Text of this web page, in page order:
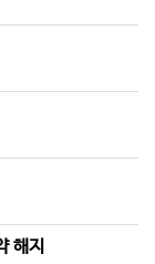
해지